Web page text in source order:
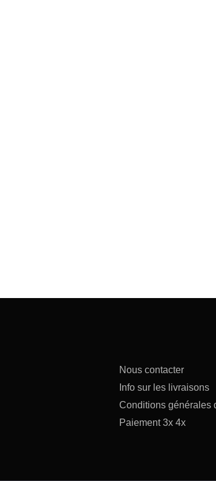
Nous contacter
Info sur les livraisons
Conditions générales
Paiement 3x 4x